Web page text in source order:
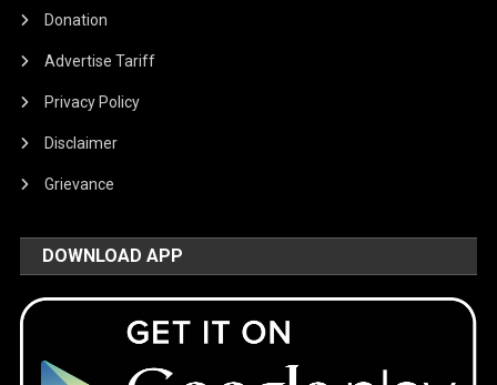
Donation
Advertise Tariff
Privacy Policy
Disclaimer
Grievance
DOWNLOAD APP